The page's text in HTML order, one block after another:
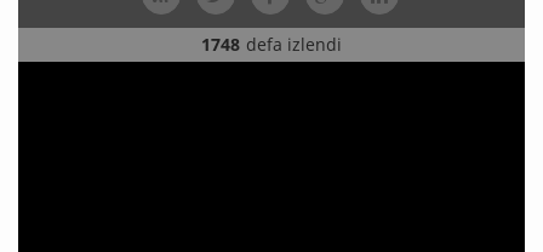
1748 defa izlendi